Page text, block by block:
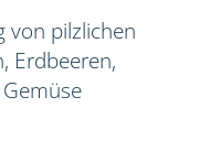
von pilzlichen
Erdbeeren,